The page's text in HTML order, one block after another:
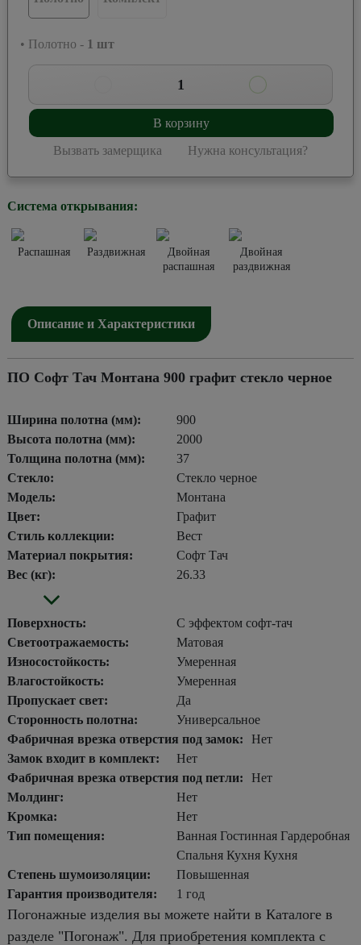
• Полотно - 1 шт
1
В корзину
Вызвать замерщика Нужна консультация?
Система открывания:
Распашная Раздвижная
Двойная
распашная
Двойная
раздвижная
Описание и Характеристики
ПО Софт Тач Монтана 900 графит стекло черное
Ширина полотна (мм):
900
Высота полотна (мм):
2000
Толщина полотна (мм):
37
Стекло:
Стекло черное
Модель:
Монтана
Цвет:
Графит
Стиль коллекции:
Вест
Материал покрытия:
Софт Тач
Вес (кг):
26.33
Поверхность:
С эффектом софт-тач
Светоотражаемость:
Матовая
Износостойкость:
Умеренная
Влагостойкость:
Умеренная
Пропускает свет:
Да
Сторонность полотна:
Универсальное
Фабричная врезка отверстия под замок:
Нет
Замок входит в комплект:
Нет
Фабричная врезка отверстия под петли:
Нет
Молдинг:
Нет
Кромка:
Нет
Тип помещения:
Ванная Гостинная Гардеробная
Спальня Кухня Кухня
Степень шумоизоляции:
Повышенная
Гарантия производителя:
1 год
Погонажные изделия вы можете найти в Каталоге в
разделе "Погонаж". Для приобретения комплекта с